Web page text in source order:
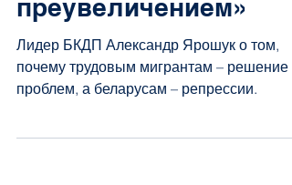
выглядит
существенным
преувеличением»